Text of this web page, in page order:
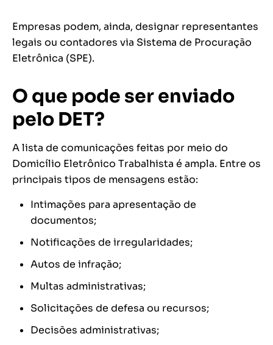
Empresas podem, ainda, designar representantes
legais ou contadores via Sistema de Procuração
Eletrônica (SPE).
O que pode ser enviado
pelo DET?
A lista de comunicações feitas por meio do
Domicílio Eletrônico Trabalhista é ampla. Entre os
principais tipos de mensagens estão:
Intimações para apresentação de
documentos;
Notificações de irregularidades;
Autos de infração;
Multas administrativas;
Solicitações de defesa ou recursos;
Decisões administrativas;